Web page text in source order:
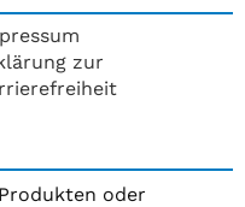
zur
oder